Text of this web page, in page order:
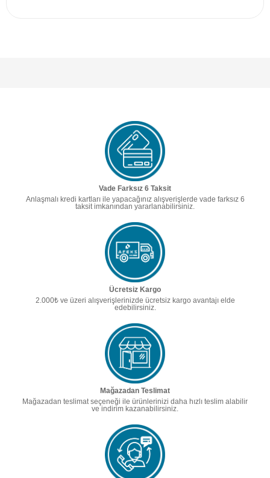
Vade Farksız 6 Taksit
Anlaşmalı kredi kartları ile yapacağınız alışverişlerde vade farksız 6
taksit imkanından yararlanabilirsiniz.
Ücretsiz Kargo
2.000₺ ve üzeri alışverişlerinizde ücretsiz kargo avantajı elde
edebilirsiniz.
Mağazadan Teslimat
Mağazadan teslimat seçeneği ile ürünlerinizi daha hızlı teslim alabilir
ve indirim kazanabilirsiniz.